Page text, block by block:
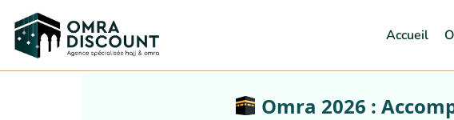
Accueil
Omra 2026 :